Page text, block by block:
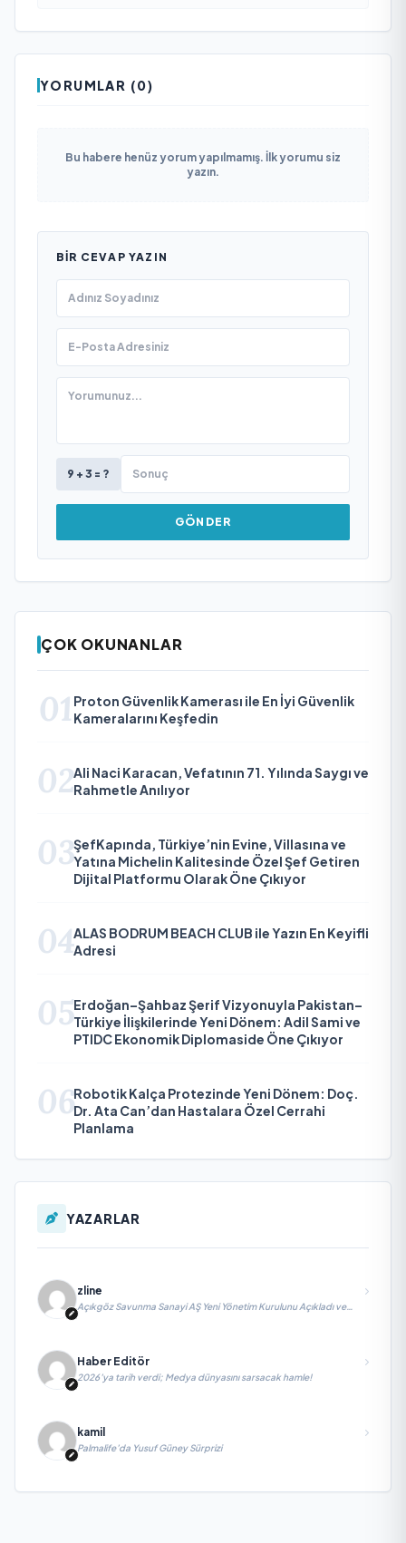
YORUMLAR (0)
Bu habere henüz yorum yapılmamış. İlk yorumu siz
yazın.
BIR CEVAP YAZIN
9 + 3 = ?
GÖNDER
ÇOK OKUNANLAR
01 Proton Güvenlik Kamerası ile En İyi Güvenlik
Kameralarını Keşfedin
02Ali Naci Karacan, Vefatının 71. Yılında Saygı ve
Rahmetle Anılıyor
03ŞefKapında, Türkiye’nin Evine, Villasına ve
Yatına Michelin Kalitesinde Özel Şef Getiren
Dijital Platformu Olarak Öne Çıkıyor
04ALAS BODRUM BEACH CLUB ile Yazın En Keyifli
Adresi
05Erdoğan–Şahbaz Şerif Vizyonuyla Pakistan–
Türkiye İlişkilerinde Yeni Dönem: Adil Sami ve
PTIDC Ekonomik Diplomaside Öne Çıkıyor
06Robotik Kalça Protezinde Yeni Dönem: Doç.
Dr. Ata Can’dan Hastalara Özel Cerrahi
Planlama
YAZARLAR
zline
Açıkgöz Savunma Sanayi AŞ Yeni Yönetim Kurulunu Açıkladı ve
Haber Editör
2026’ya tarih verdi; Medya dünyasını sarsacak hamle!
kamil
Palmalife’da Yusuf Güney Sürprizi